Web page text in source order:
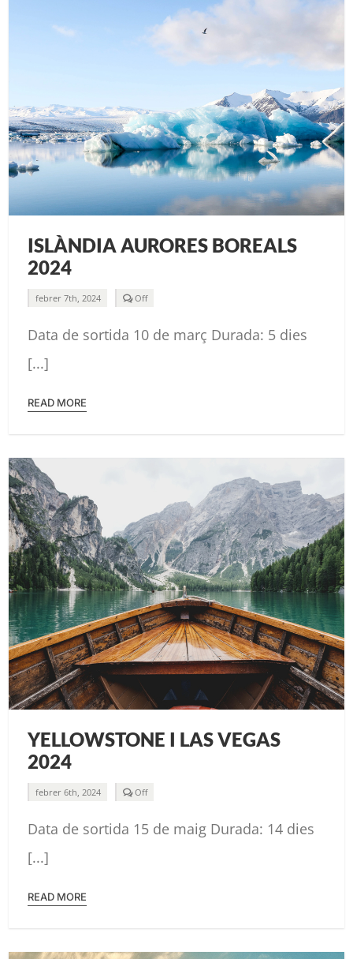
ISLÀNDIA AURORES BOREALS
2024
febrer 7th, 2024 OffComments
ISLÀNDIA
Data de sortida 10 de març Durada: 5 dies
[...]
READ MORE
YELLOWSTONE I LAS VEGAS
2024
febrer 6th, 2024 OffComments
YELLOWSTONE
Data de sortida 15 de maig Durada: 14 dies
[...]
READ MORE